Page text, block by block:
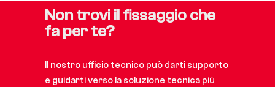
Non trovi il fissaggio che
fa per te?
Il nostro ufficio tecnico può darti supporto
e guidarti verso la soluzione tecnica più